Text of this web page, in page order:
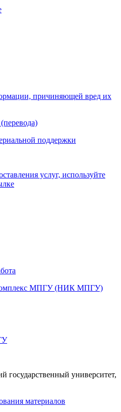
причиняющей вред их
поддержки
услуг, используйте
комплекс МПГУ (НИК МПГУ)
государственный университет,
материалов